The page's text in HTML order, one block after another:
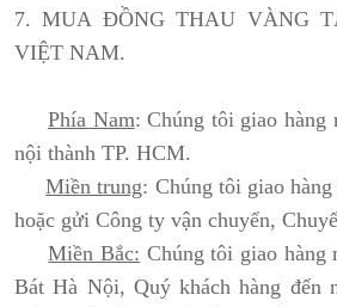
7. MUA ĐỒNG THAU VÀNG
VIỆT NAM.
Phía Nam: Chúng tôi giao
nội thành TP. HCM.
Miền trung: Chúng tôi giao
hoặc gửi Công ty vận chuyển,
Miền Bắc: Chúng tôi giao
Bát Hà Nội, Quý khách hàng đến